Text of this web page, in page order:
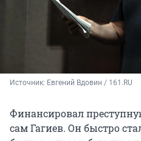
Источник: Евгений Вдовин / 161.RU
Финансировал
сам Гагиев. Он быстро